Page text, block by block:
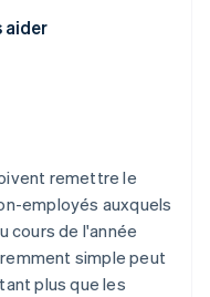
NEC
au formulaire
aider
remettre le
employés auxquels
cours de l'année
simple peut
plus que les